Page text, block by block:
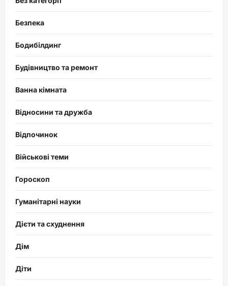
Безпека
Бодибілдинг
Будівництво та ремонт
Ванна кімната
Відносини та дружба
Відпочинок
Військові теми
Гороскоп
Гуманітарні науки
Дієти та схуднення
Дім
Діти